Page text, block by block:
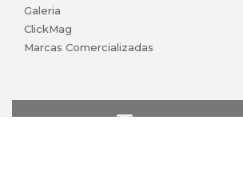
Galeria
ClickMag
Marcas Comercializadas
lojaonline@colorfoto.pt